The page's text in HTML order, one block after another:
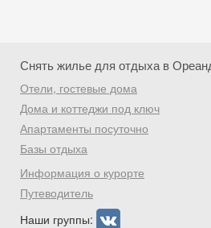
Снять жилье для отдыха в
Отели, гостевые дома
Дома и коттеджи под ключ
Апартаменты посуточно
Базы отдыха
Информация о курорте
Путеводитель
Наши группы:
Скидка
Хочешь дешевле? Оставь
промокод на первое